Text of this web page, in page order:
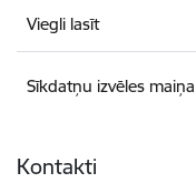
Viegli lasīt
Sīkdatņu izvēles maiņa
Kontakti